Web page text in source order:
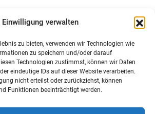
Einwilligung verwalten
zu bieten, verwenden wir Technologien wie
zu speichern und/oder darauf
Technologien zustimmst, können wir Daten
eindeutige IDs auf dieser Website verarbeiten.
nicht erteilst oder zurückziehst, können
Funktionen beeinträchtigt werden.